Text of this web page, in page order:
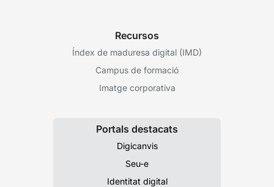
Recursos
Índex de maduresa digital (IMD)
Campus de formació
Imatge corporativa
Portals destacats
Digicanvis
Seu-e
Identitat digital